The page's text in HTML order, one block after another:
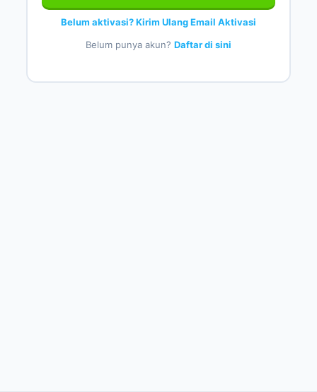
Belum aktivasi? Kirim Ulang Email Aktivasi
Belum punya akun? Daftar di sini